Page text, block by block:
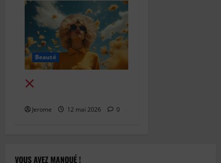
Beauté
Jerome 12 mai 2026 0
VOUS AVEZ MANQUÉ !